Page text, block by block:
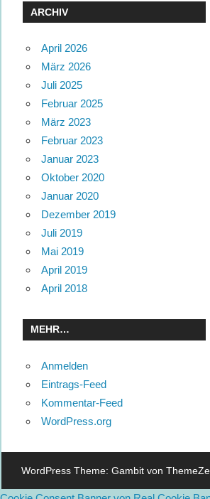
ARCHIV
April 2026
März 2026
Juli 2025
Februar 2025
März 2023
Februar 2023
Januar 2023
Oktober 2020
Januar 2020
Dezember 2019
Juli 2019
Mai 2019
April 2019
April 2018
MEHR…
Anmelden
Eintrags-Feed
Kommentar-Feed
WordPress.org
WordPress Theme: Gambit von